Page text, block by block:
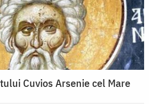
Cuvios Arsenie cel Mare